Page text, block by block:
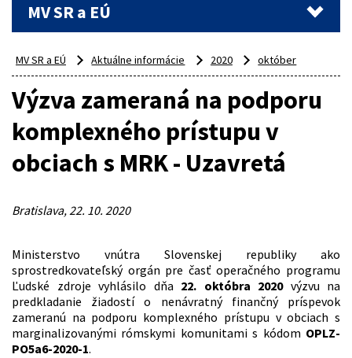
MV SR a EÚ
MV SR a EÚ Aktuálne informácie 2020 október
Výzva zameraná na podporu
komplexného prístupu v
obciach s MRK - Uzavretá
Bratislava, 22. 10. 2020
Ministerstvo vnútra Slovenskej republiky ako
sprostredkovateľský orgán pre časť operačného programu
Ľudské zdroje vyhlásilo dňa 22. októbra 2020výzvu na
predkladanie žiadostí o nenávratný finančný príspevok
zameranú na podporu komplexného prístupu v obciach s
marginalizovanými rómskymi komunitami s kódom OPLZ-
PO5a6-2020-1.